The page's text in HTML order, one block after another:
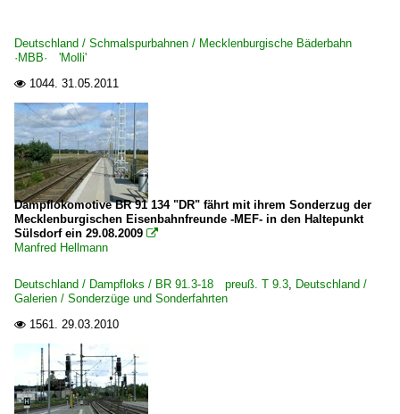
6 189 BR 189 ·ES 64 F4·
E-Loks | konventionell
6 112 BR 112.1 DR 212
6 114 BR 114.0 ex 112.0
6 155 BR 155 DR 250 'Energiecontainer'
Galerien
Sonderzüge und Sonderfahrten
Güterverkehr
~ Sonstige
Museen und Ausstellungen
Deutschland / Schmalspurbahnen / Mecklenburgische Bäderbahn
·MBB· 'Molli'
 1044. 31.05.2011
Dampflokomotive BR 91 134 "DR" fährt mit ihrem Sonderzug der
Mecklenburgischen Eisenbahnfreunde -MEF- in den Haltepunkt
Sülsdorf ein 29.08.2009 
Manfred Hellmann
Deutschland / Dampfloks / BR 91.3-18 preuß. T 9.3, Deutschland /
Galerien / Sonderzüge und Sonderfahrten
 1561. 29.03.2010